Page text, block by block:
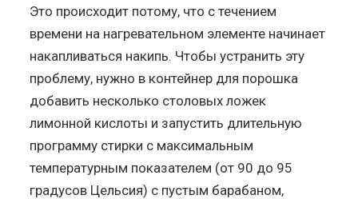
Это происходит потому, что с течением
времени на нагревательном элементе начинает
накапливаться накипь. Чтобы устранить эту
проблему, нужно в контейнер для порошка
добавить несколько столовых ложек
лимонной кислоты и запустить длительную
программу стирки с максимальным
температурным показателем (от 90 до 95
градусов Цельсия) с пустым барабаном,